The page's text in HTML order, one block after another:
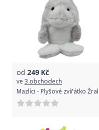
od 249 Kč
ve 3 obchodech